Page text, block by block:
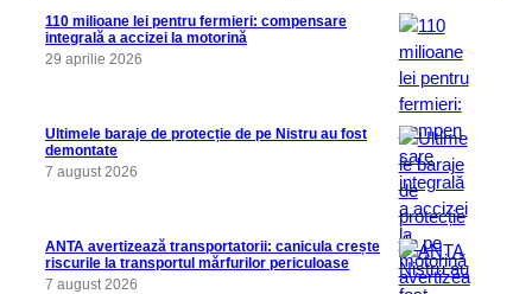
110 milioane lei pentru fermieri: compensare
integrală a accizei la motorină
29 aprilie 2026
Ultimele baraje de protecție de pe Nistru au fost
demontate
7 august 2026
ANTA avertizează transportatorii: canicula crește
riscurile la transportul mărfurilor periculoase
7 august 2026